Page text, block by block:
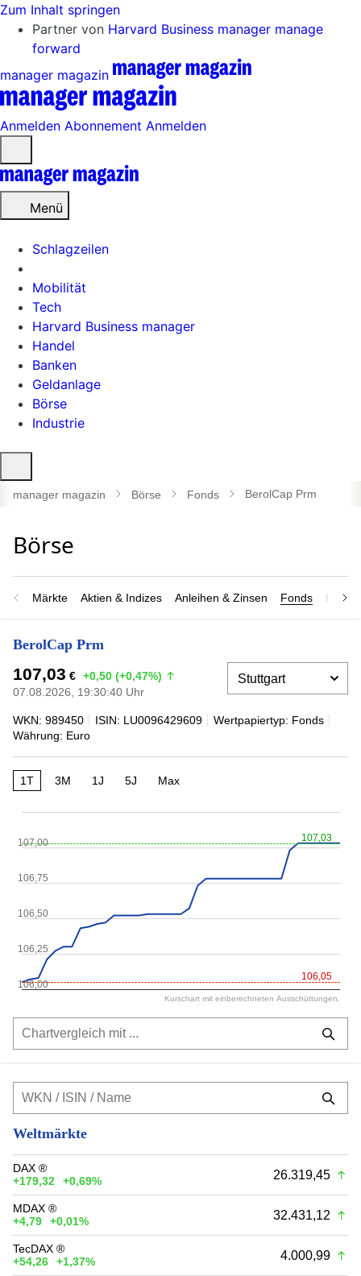
Zum Inhalt springen
Partner von Harvard Business manager manage
forward
manager magazin
Anmelden Abonnement Anmelden
öffnen
Menü
Schlagzeilen
Mobilität
Tech
Harvard Business manager
Handel
Banken
Geldanlage
Börse
Industrie
öffnen
manager magazin Börse Fonds BerolCap Prm
Märkte Aktien & Indizes Anleihen & Zinsen Fonds
BerolCap Prm
107,03 € +0,50 (+0,47%)
07.08.2026, 19:30:40 Uhr
WKN: 989450 ISIN: LU0096429609
Wertpapiertyp: Fonds
Währung: Euro
1T 3M 1J 5J Max
107,03
106,05
106,00
106,50
107,00
106,25
106,75
Kurschart mit einberechneten Ausschüttungen.
Weltmärkte
DAX ®
+179,32
+0,69% 26.319,45
MDAX ®
+4,79
+0,01% 32.431,12
TecDAX ®
+54,26
+1,37% 4.000,99